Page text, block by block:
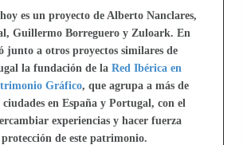
es un proyecto de Alberto Nanclares,
Guillermo Borreguero y Zuloark. En
junto a otros proyectos similares de
la fundación de la Red Ibérica en
Gráfico, que agrupa a más de
ciudades en España y Portugal, con el
experiencias y hacer fuerza
de este patrimonio.